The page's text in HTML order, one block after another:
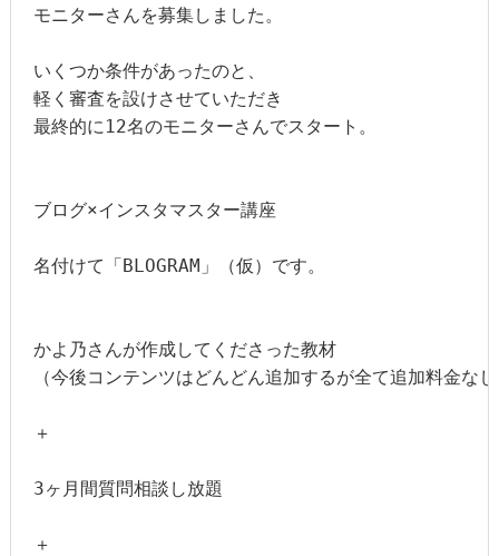
モニターさんを募集しました。
いくつか条件があったのと、
軽く審査を設けさせていただき
最終的に12名のモニターさんでスタート。
ブログ×インスタマスター講座
名付けて「BLOGRAM」（仮）です。
かよ乃さんが作成してくださった教材
（今後コンテンツはどんどん追加するが全て追加料金な
＋
3ヶ月間質問相談し放題
＋